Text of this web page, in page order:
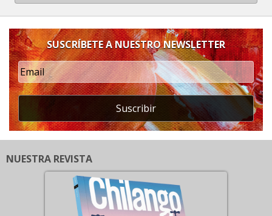
SUSCRÍBETE A NUESTRO NEWSLETTER
Suscribir
NUESTRA REVISTA